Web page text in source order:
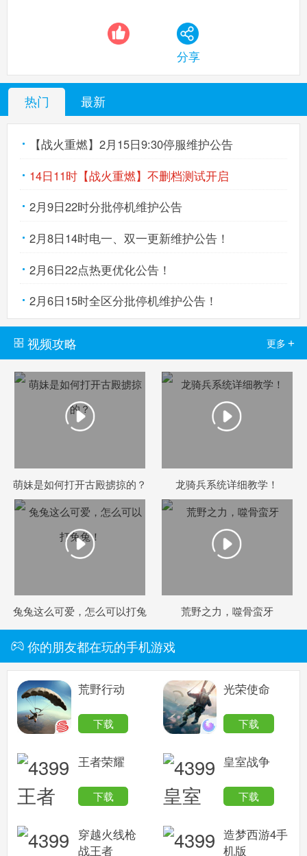
分享
热门 最新
【战火重燃】2月15日9:30停服维护公告
14日11时【战火重燃】不删档测试开启
2月9日22时分批停机维护公告
2月8日14时电一、双一更新维护公告！
2月6日22点热更优化公告！
2月6日15时全区分批停机维护公告！
视频攻略 更多 +
萌妹是如何打开古殿掳掠的？ 龙骑兵系统详细教学！
兔兔这么可爱，怎么可以打兔
荒野之力，噬骨蛮牙
你的朋友都在玩的手机游戏
荒野行动
下载
光荣使命
下载
王者荣耀
下载
皇室战争
下载
穿越火线枪
战王者
造梦西游4手
机版